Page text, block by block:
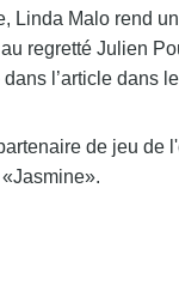
Linda Malo rend
regretté Julien
l’article dans
de jeu de